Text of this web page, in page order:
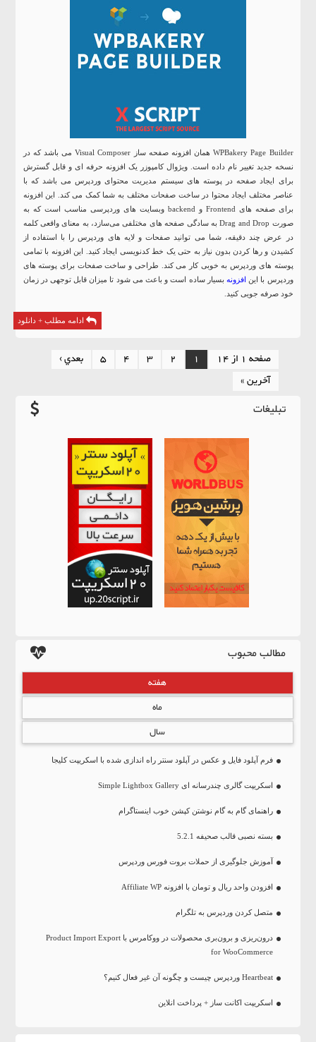
WPBakery Page Builder همان افزونه صفحه ساز Visual Composer می باشد که در
نسخه جدید تغییر نام داده است. ویژوال کامپوزر یک افزونه حرفه ای و قابل گسترش
برای ایجاد صفحه در پوسته های سیستم مدیریت محتوای وردپرس می باشد که با
عناصر مختلف ایجاد محتوا در ساخت صفحات مختلف به شما کمک می کند. این افزونه
برای صفحه های Frontend و backend وبسایت های وردپرسی مناسب است که به
صورت Drag and Drop به سادگی صفحه های مختلفی می‌سازد، به معنای واقعی کلمه
در عرض چند دقیقه، شما می توانید صفحات و لایه های وردپرس را با استفاده از
کشیدن و رها کردن بدون نیاز به حتی یک خط کدنویسی ایجاد کنید. این افزونه با تمامی
پوسته های وردپرس به خوبی کار می کند. طراحی و ساخت صفحات برای پوسته های
وردپرس با این افزونه بسیار ساده است و باعث می ‌شود تا میزان قابل توجهی در زمان
خود صرفه جویی کنید.
ادامه مطلب + دانلود
صفحه 1 از 14 1
2
3
4
5
بعدي ›
آخرين »
تبلیغات
مطالب محبوب
هفته
ماه
سال
فرم آپلود فایل و عکس در آپلود سنتر راه اندازی شده با اسکریپت کلیجا
اسکریپت گالری چندرسانه ای Simple Lightbox Gallery
راهنمای گام به گام نوشتن کپشن خوب اینستاگرام
بسته نصبی قالب صحیفه 5.2.1
آموزش جلوگیری از حملات بروت فورس وردپرس
افزودن واحد ریال و تومان با افزونه Affiliate WP
متصل کردن وردپرس به تلگرام
درون‌ریزی و برون‌بری محصولات در ووکامرس با Product Import Export
for WooCommerce
Heartbeat وردپرس چیست و چگونه آن غیر فعال کنیم؟
اسکریپت اکانت ساز + پرداخت انلاین